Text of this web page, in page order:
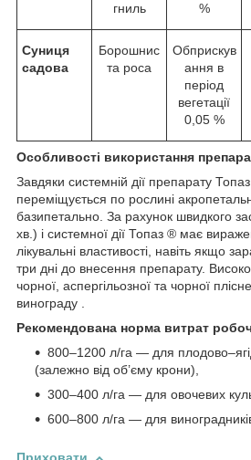
гниль
%
Суниця
садова
Борошнис
та роса
Обприскув
ання в
період
вегетації
0,05 %
Особливості використання
Завдяки системній дії препарату
переміщується по рослині
базипетально. За рахунок швидкого
хв.) і системної дії Топаз ® має
лікувальні властивості, навіть якщо
три дні до внесення препарату.
чорної, аспергільозної та чорної
винограду .
Рекомендована норма витрат
800–1200 л/га — для
(залежно від об’єму крони),
300–400 л/га — для овочевих
600–800 л/га — для